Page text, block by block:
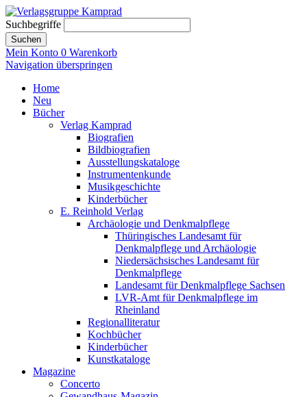
Suchbegriffe
Suchen
Mein Konto 0 Warenkorb
Navigation überspringen
Home
Neu
Bücher
Verlag Kamprad
Biografien
Bildbiografien
Ausstellungskataloge
Instrumentenkunde
Musikgeschichte
Kinderbücher
E. Reinhold Verlag
Archäologie und Denkmalpflege
Thüringisches Landesamt für
Denkmalpflege und Archäologie
Niedersächsisches Landesamt für
Denkmalpflege
Landesamt für Denkmalpflege Sachsen
LVR-Amt für Denkmalpflege im
Rheinland
Regionalliteratur
Kochbücher
Kinderbücher
Kunstkataloge
Magazine
Concerto